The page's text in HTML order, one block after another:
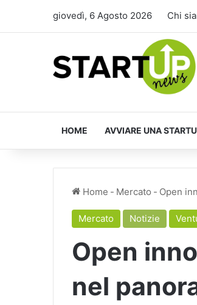
giovedì, 6 Agosto 2026 Chi
HOME AVVIARE UNA
Home - Mercato - Open
Mercato Notizie
Open
nel